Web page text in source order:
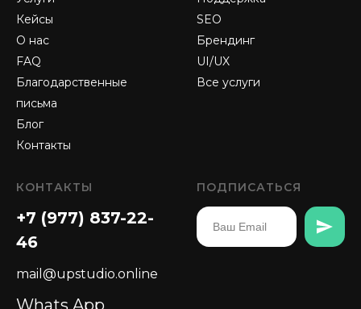
Кейсы
О нас
FAQ
Благодарственные
письма
Блог
Контакты
SEO
Брендинг
UI/UX
Все услуги
КОНТАКТЫ
+7 (977) 837-22-
46
mail@upstudio.online
Whats App
ПОДПИСАТЬСЯ